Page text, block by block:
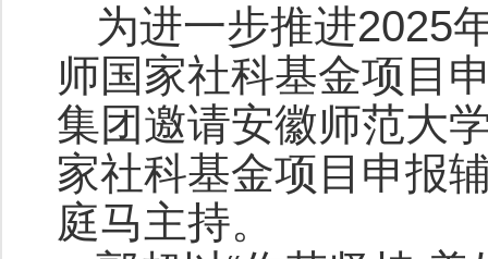
为进一步推进2025
师国家社科基金项目
集团邀请安徽师范大
家社科基金项目申报
庭马主持。